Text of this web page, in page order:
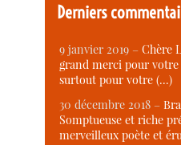
Derniers
9 janvier 2019 –Chère
grand merci pour
surtout pour votre (…)
30 décembre 2018 –
Somptueuse et riche
merveilleux poète et